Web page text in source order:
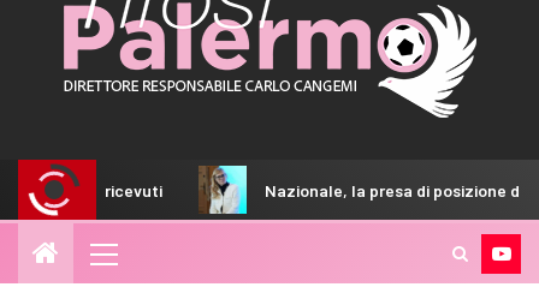
Nazionale, la presa di posizione della FIGC sulla